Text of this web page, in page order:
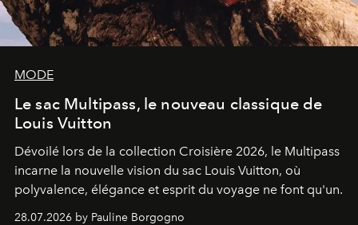
MODE
Le sac Multipass, le nouveau classique de
Louis Vuitton
Dévoilé lors de la collection Croisière 2026, le Multipass
incarne la nouvelle vision du sac Louis Vuitton, où
polyvalence, élégance et esprit du voyage ne font qu'un.
28.07.2026 by Pauline Borgogno